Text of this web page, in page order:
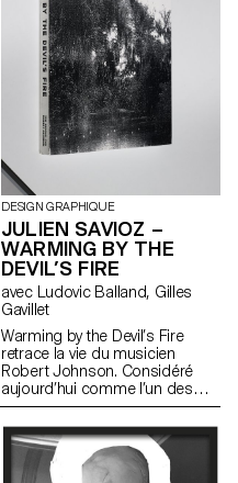
d’expérimentations visuelles.
DESIGN GRAPHIQUE
JULIEN SAVIOZ –
WARMING BY THE
DEVIL’S FIRE
avec Ludovic Balland, Gilles
Gavillet
Warming by the Devil’s Fire
retrace la vie du musicien
Robert Johnson. Considéré
aujourd’hui comme l’un des
artistes majeurs des premières
formes de Blues, il est en
réalité mort dans l’anonymat à
l’âge de 27 ans en 1938. Ce
n’est que lors de sa